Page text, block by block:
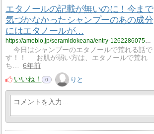
エタノールの記載が無いのに！今まで
気づかなかったシャンプーのあの成分
にはエタノールが…
https://ameblo.jp/seramidokeana/entry-12622860759.html
今日はシャンプーのエタノールで荒れる話で
す！！ お肌が弱い方は、エタノールで荒れ
ち…
6年前
いいね！
0 りと